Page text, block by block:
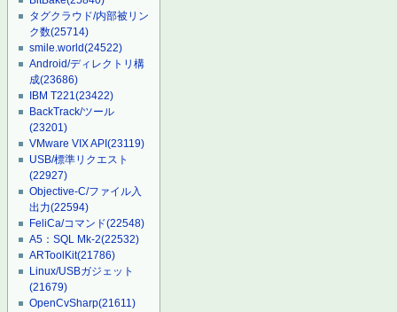
タグクラウド/内部被リン
ク数(25714)
smile.world(24522)
Android/ディレクトリ構
成(23686)
IBM T221(23422)
BackTrack/ツール
(23201)
VMware VIX API(23119)
USB/標準リクエスト
(22927)
Objective-C/ファイル入
出力(22594)
FeliCa/コマンド(22548)
A5：SQL Mk-2(22532)
ARToolKit(21786)
Linux/USBガジェット
(21679)
OpenCvSharp(21611)